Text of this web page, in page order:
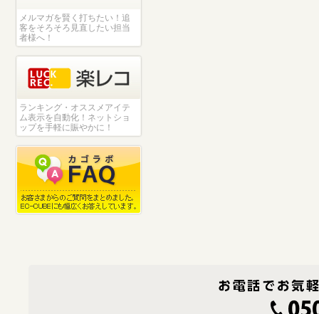
メルマガを賢く打ちたい！追
客をそろそろ見直したい担当
者様へ！
ランキング・オススメアイテ
ム表示を自動化！ネットショ
ップを手軽に賑やかに！